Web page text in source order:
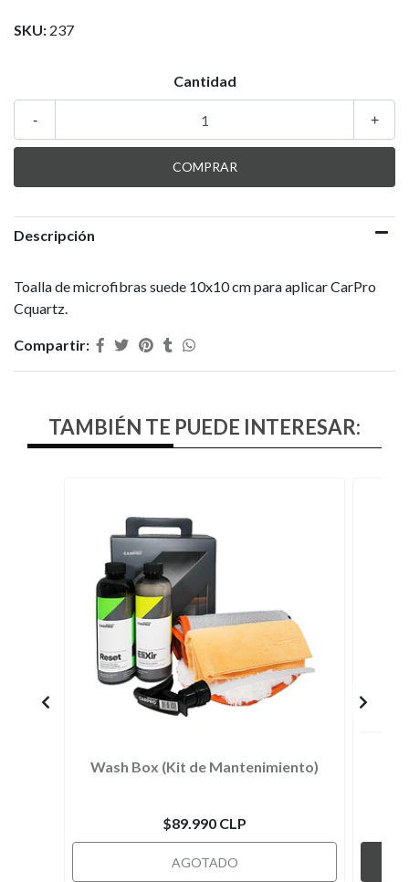
SKU: 237
Cantidad
+
-
Descripción
Toalla de microfibras suede 10x10 cm para aplicar CarPro
Cquartz.
Compartir:
TAMBIÉN TE PUEDE INTERESAR:
Wash Box (Kit de Mantenimiento)
$89.990 CLP
AGOTADO